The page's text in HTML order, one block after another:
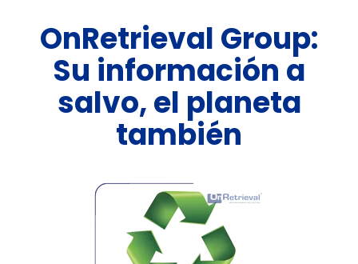
OnRetrieval Group:
Su información a
salvo, el planeta
también